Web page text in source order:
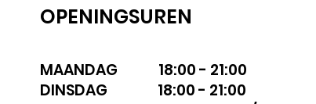
OPENINGSUREN
MAANDAG 18:00 - 21:00
DINSDAG 18:00 - 21:00